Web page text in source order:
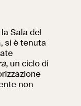
al
Romano
di Roma
Sala del
si è tenuta
, un ciclo di
non